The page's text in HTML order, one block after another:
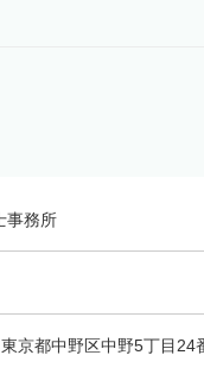
事務所
京都中野区中野5丁目24